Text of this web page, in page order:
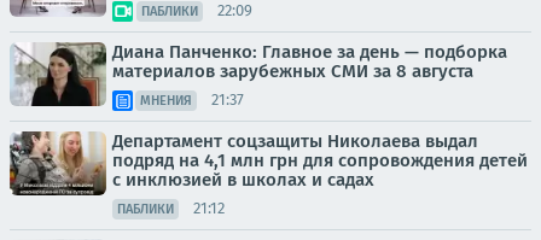
ПАБЛИКИ 22:09
Диана Панченко: Главное за день — подборка
материалов зарубежных СМИ за 8 августа
МНЕНИЯ 21:37
Департамент соцзащиты Николаева выдал
подряд на 4,1 млн грн для сопровождения детей
с инклюзией в школах и садах
ПАБЛИКИ 21:12